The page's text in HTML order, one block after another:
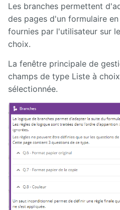
Les branches permettent
des pages d'un formulaire
fournies par l'utilisateur sur
choix.
La fenêtre principale de
champs de type Liste à
sélectionnée.